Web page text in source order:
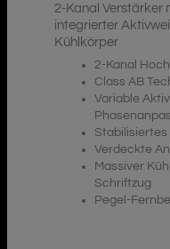
2-Kanal Verstärker
integrierter
Kühlkörper
2-Kanal
Class AB
Variable
Stabilisiertes
Verdeckte
Massiver
Schriftzug
Pegel-